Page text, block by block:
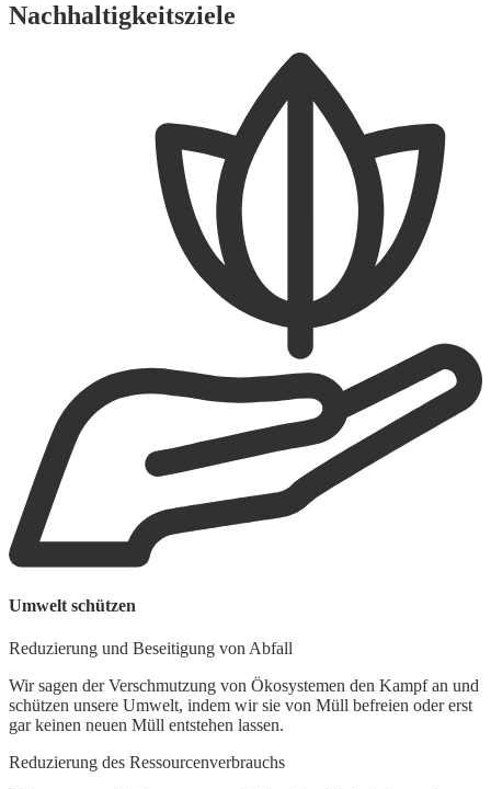
Nachhaltigkeitsziele
Umwelt schützen
Reduzierung und Beseitigung von Abfall
Wir sagen der Verschmutzung von Ökosystemen den Kampf an und
schützen unsere Umwelt, indem wir sie von Müll befreien oder erst
gar keinen neuen Müll entstehen lassen.
Reduzierung des Ressourcenverbrauchs